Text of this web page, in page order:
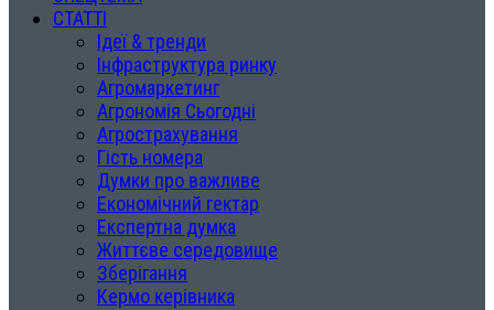
СТАТТІ
Ідеї & тренди
Інфраструктура ринку
Агромаркетинг
Агрономія Сьогодні
Агрострахування
Гість номера
Думки про важливе
Економічний гектар
Експертна думка
Життєве середовище
Зберігання
Кермо керівника